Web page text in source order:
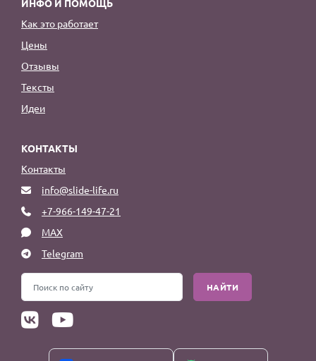
Как это работает
Цены
Отзывы
Тексты
Идеи
КОНТАКТЫ
Контакты
info@slide-life.ru
+7-966-149-47-21
MAX
Telegram
НАЙТИ